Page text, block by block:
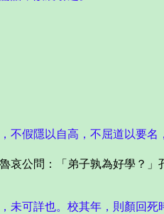
不假隱以自高，不屈道以要
問：「弟子孰為好學？」
未可詳也。校其年，則顏回